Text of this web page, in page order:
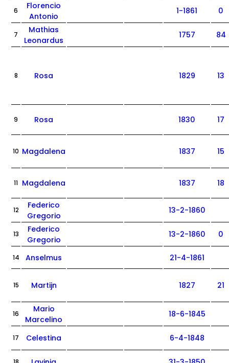
6
Florencio
Antonio
1-1861 0
7
Mathias
Leonardus
1757 84
8 Rosa 1829 13
9 Rosa 1830 17
10 Magdalena 1837 15
11 Magdalena 1837 18
12
Federico
Gregorio
13-2-1860
13
Federico
Gregorio
13-2-1860 0
14 Anselmus 21-4-1861
15 Martijn 1827 21
16
Mario
Marcelino
18-6-1845
17 Celestina 6-4-1848